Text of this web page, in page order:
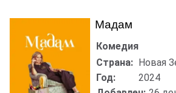
Мадам
Комедия
Страна: Новая
Год:
2024